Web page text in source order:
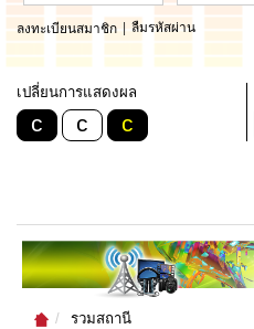
ลงทะเบียนสมาชิก ลืมรหัสผ่าน
เปลี่ยนการแสดงผล
c c c
รวมสถานี